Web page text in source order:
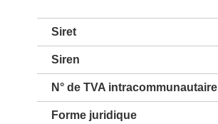
Siret
Siren
N° de TVA intracommunautaire
Forme juridique